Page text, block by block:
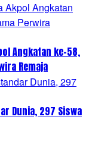
Angkatan ke-58,
Remaja
Dunia, 297 Siswa